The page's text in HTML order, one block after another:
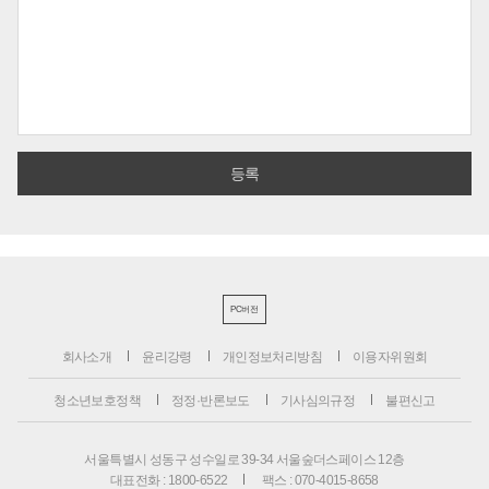
PC버전
회사소개 윤리강령 개인정보처리방침 이용자위원회
청소년보호정책 정정·반론보도 기사심의규정 불편신고
서울특별시 성동구 성수일로 39-34 서울숲더스페이스 12층
대표전화 : 1800-6522
팩스 : 070-4015-8658